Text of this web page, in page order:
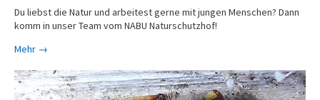
Du liebst die Natur und arbeitest gerne mit jungen Menschen? Dann
komm in unser Team vom NABU Naturschutzhof!
Mehr →